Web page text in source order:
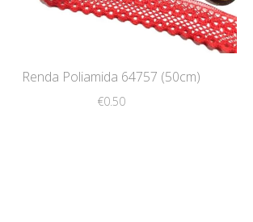
Renda Poliamida 64757 (50cm)
€0.50